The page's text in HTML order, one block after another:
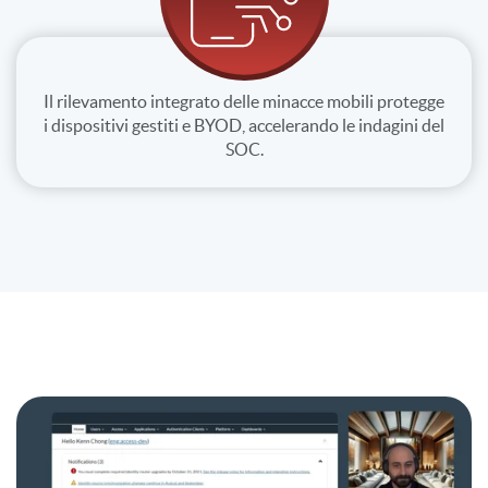
Il rilevamento integrato delle minacce mobili protegge
i dispositivi gestiti e BYOD, accelerando le indagini del
SOC.